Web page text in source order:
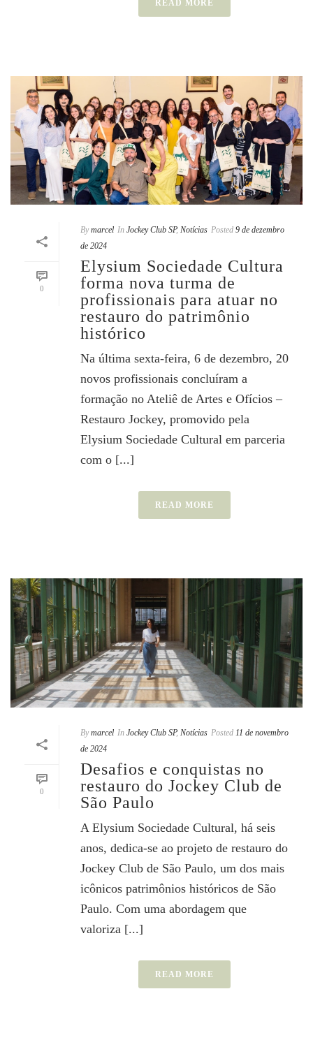
READ MORE
0
By marcel In Jockey Club SP, Notícias Posted 9 de dezembro
de 2024
Elysium Sociedade Cultura
forma nova turma de
profissionais para atuar no
restauro do patrimônio
histórico
Na última sexta-feira, 6 de dezembro, 20
novos profissionais concluíram a
formação no Ateliê de Artes e Ofícios –
Restauro Jockey, promovido pela
Elysium Sociedade Cultural em parceria
com o [...]
READ MORE
0
By marcel In Jockey Club SP, Notícias Posted 11 de novembro
de 2024
Desafios e conquistas no
restauro do Jockey Club de
São Paulo
A Elysium Sociedade Cultural, há seis
anos, dedica-se ao projeto de restauro do
Jockey Club de São Paulo, um dos mais
icônicos patrimônios históricos de São
Paulo. Com uma abordagem que
valoriza [...]
READ MORE